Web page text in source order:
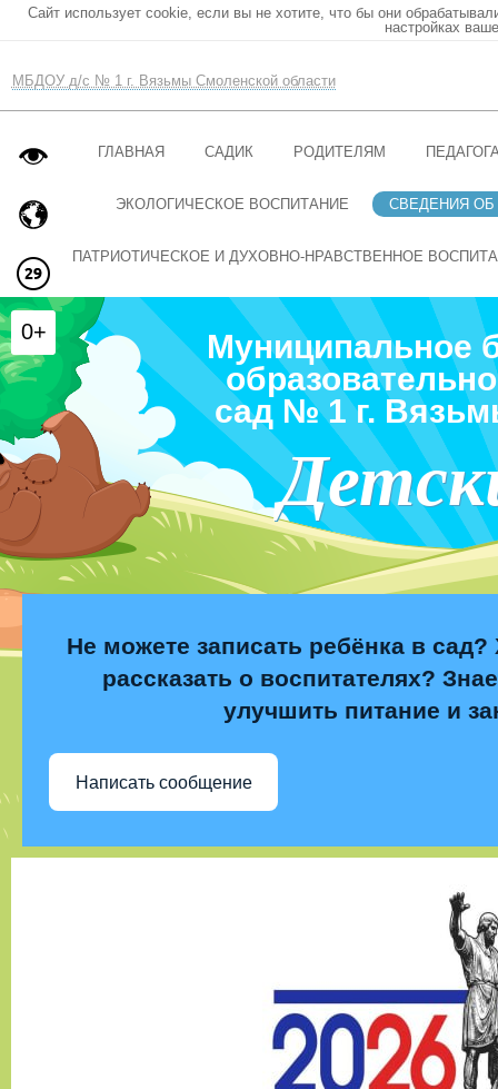
Сайт использует cookie, если вы не хотите, что бы они
настройках
МБДОУ д/с № 1 г. Вязьмы Смоленской области
ГЛАВНАЯ САДИК РОДИТЕЛЯМ
ЭКОЛОГИЧЕСКОЕ ВОСПИТАНИЕ СВЕДЕНИЯ ОБ
ПАТРИОТИЧЕСКОЕ И ДУХОВНО-НРАВСТВЕННОЕ
Муниципальное
сад № 1 г.
Не можете записать ребёнка в сад?
рассказать о воспитателях?
улучшить питание и
Написать сообщение
0+